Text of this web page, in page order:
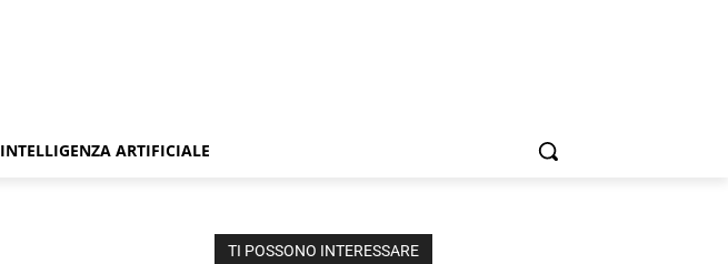
INTELLIGENZA ARTIFICIALE
TI POSSONO INTERESSARE